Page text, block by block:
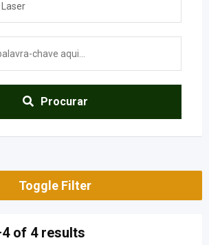
Procurar
Toggle Filter
of 4 results